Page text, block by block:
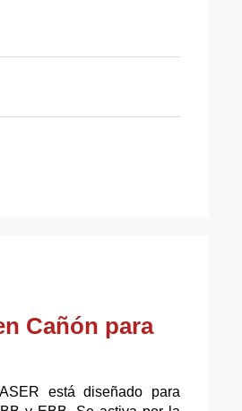
Cañón para
está diseñado para